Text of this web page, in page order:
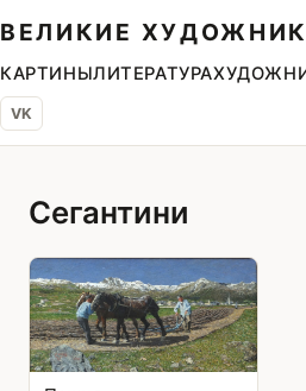
ВЕЛИКИЕ
КАРТИНЫЛИТЕРАТУРА
VK
Сегантини